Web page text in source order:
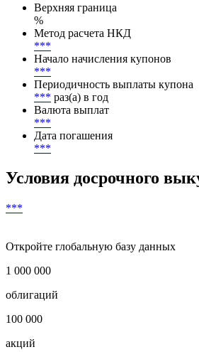
Верхняя граница
%
Метод расчета НКД
***
Начало начисления купонов
***
Периодичность выплаты купона
*** раз(а) в год
Валюта выплат
***
Дата погашения
***
Условия досрочного
***
Откройте глобальную базу данных
1 000 000
облигаций
100 000
акций